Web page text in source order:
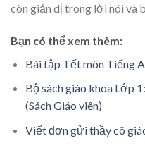
còn giản dị trong lời nói và
Bạn có thể xem thêm:
Bài tập Tết môn Tiếng
Bộ sách giáo khoa Lớp
(Sách Giáo viên)
Viết đơn gửi thầy cô